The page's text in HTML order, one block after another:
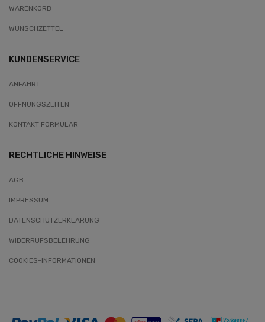
WARENKORB
WUNSCHZETTEL
KUNDENSERVICE
ANFAHRT
ÖFFNUNGSZEITEN
KONTAKT FORMULAR
RECHTLICHE HINWEISE
AGB
IMPRESSUM
DATENSCHUTZERKLÄRUNG
WIDERRUFSBELEHRUNG
COOKIES-INFORMATIONEN